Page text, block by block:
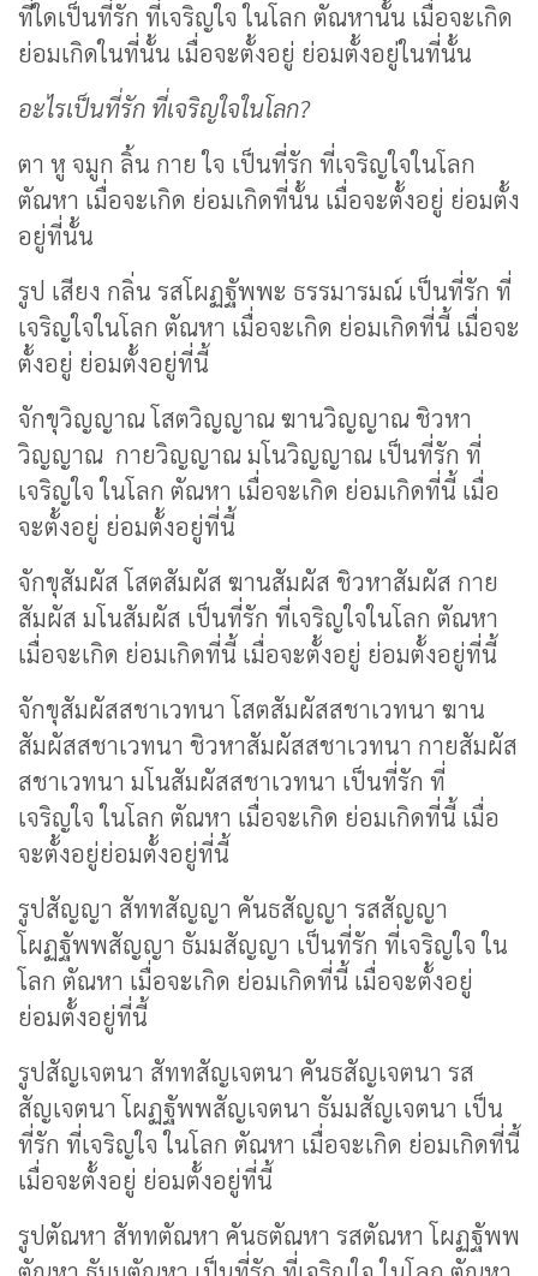
ที่ใดเป็นที่รัก ที่เจริญใจ ในโลก ตัณหานั้น เมื่อจะเกิด
ย่อมเกิดในที่นั้น เมื่อจะตั้งอยู่ ย่อมตั้งอยู่ในที่นั้น
อะไรเป็นที่รัก ที่เจริญใจในโลก?
ตา หู จมูก ลิ้น กาย ใจ เป็นที่รัก ที่เจริญใจในโลก
ตัณหา เมื่อจะเกิด ย่อมเกิดที่นั้น เมื่อจะตั้งอยู่ ย่อมตั้ง
อยู่ที่นั้น
รูป เสียง กลิ่น รสโผฏฐัพพะ ธรรมารมณ์ เป็นที่รัก ที่
เจริญใจในโลก ตัณหา เมื่อจะเกิด ย่อมเกิดที่นี้ เมื่อจะ
ตั้งอยู่ ย่อมตั้งอยู่ที่นี้
จักขุวิญญาณ โสตวิญญาณ ฆานวิญญาณ ชิวหา
วิญญาณ กายวิญญาณ มโนวิญญาณ เป็นที่รัก ที่
เจริญใจ ในโลก ตัณหา เมื่อจะเกิด ย่อมเกิดที่นี้ เมื่อ
จะตั้งอยู่ ย่อมตั้งอยู่ที่นี้
จักขุสัมผัส โสตสัมผัส ฆานสัมผัส ชิวหาสัมผัส กาย
สัมผัส มโนสัมผัส เป็นที่รัก ที่เจริญใจในโลก ตัณหา
เมื่อจะเกิด ย่อมเกิดที่นี้ เมื่อจะตั้งอยู่ ย่อมตั้งอยู่ที่นี้
จักขุสัมผัสสชาเวทนา โสตสัมผัสสชาเวทนา ฆาน
สัมผัสสชาเวทนา ชิวหาสัมผัสสชาเวทนา กายสัมผัส
สชาเวทนา มโนสัมผัสสชาเวทนา เป็นที่รัก ที่
เจริญใจ ในโลก ตัณหา เมื่อจะเกิด ย่อมเกิดที่นี้ เมื่อ
จะตั้งอยู่ย่อมตั้งอยู่ที่นี้
รูปสัญญา สัททสัญญา คันธสัญญา รสสัญญา
โผฏฐัพพสัญญา ธัมมสัญญา เป็นที่รัก ที่เจริญใจ ใน
โลก ตัณหา เมื่อจะเกิด ย่อมเกิดที่นี้ เมื่อจะตั้งอยู่
ย่อมตั้งอยู่ที่นี้
รูปสัญเจตนา สัททสัญเจตนา คันธสัญเจตนา รส
สัญเจตนา โผฏฐัพพสัญเจตนา ธัมมสัญเจตนา เป็น
ที่รัก ที่เจริญใจ ในโลก ตัณหา เมื่อจะเกิด ย่อมเกิดที่นี้
เมื่อจะตั้งอยู่ ย่อมตั้งอยู่ที่นี้
รูปตัณหา สัททตัณหา คันธตัณหา รสตัณหา โผฏฐัพพ